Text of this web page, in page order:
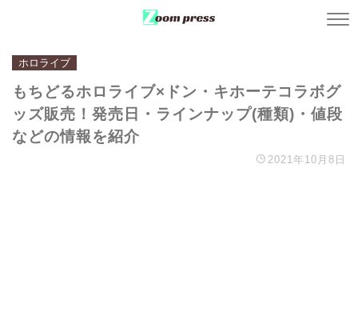
ホロライブ
もちどるホロライブ×ドン・キホーテコラボグ
ッズ販売！発売日・ラインナップ(種類)・値段
などの情報を紹介
2021年10月8日